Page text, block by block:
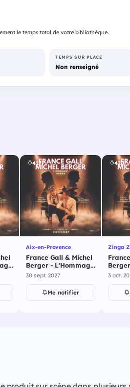
le temps total de votre bibliothèque.
TEMPS SUR PLACE
Non renseigné
417j
Aix-en-Provence
France Gall & Michel
Berger - L'Hommage
- Pasino Grand - Aix-
en-Provence - 30
septembre 2027
30 sept. 2027
Me notifier
420j
Zinga
-
3 oct.